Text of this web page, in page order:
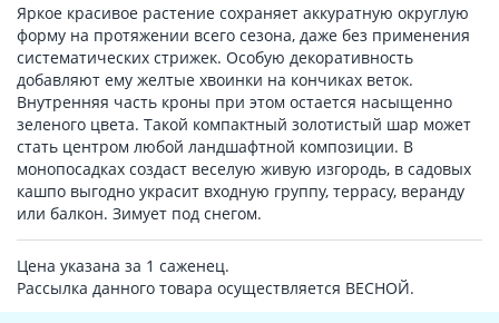
Яркое красивое растение сохраняет аккуратную округлую
форму на протяжении всего сезона, даже без применения
систематических стрижек. Особую декоративность
добавляют ему желтые хвоинки на кончиках веток.
Внутренняя часть кроны при этом остается насыщенно
зеленого цвета. Такой компактный золотистый шар может
стать центром любой ландшафтной композиции. В
монопосадках создаст веселую живую изгородь, в садовых
кашпо выгодно украсит входную группу, террасу, веранду
или балкон. Зимует под снегом.
Цена указана за 1 саженец.
Рассылка данного товара осуществляется ВЕСНОЙ.